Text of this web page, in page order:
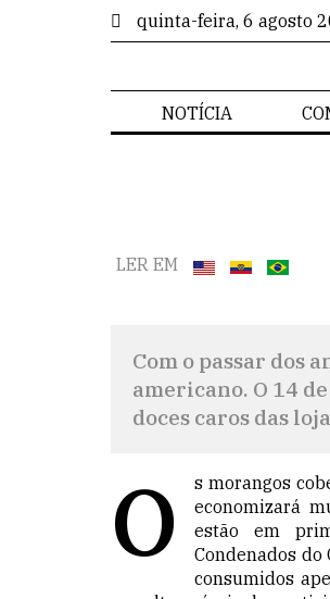
quinta-feira, 6 agosto
NOTÍCIA
LER EM
Com o passar dos
americano. O 14
doces caros das
O
s morangos
economizará
estão em
Condenados
consumidos